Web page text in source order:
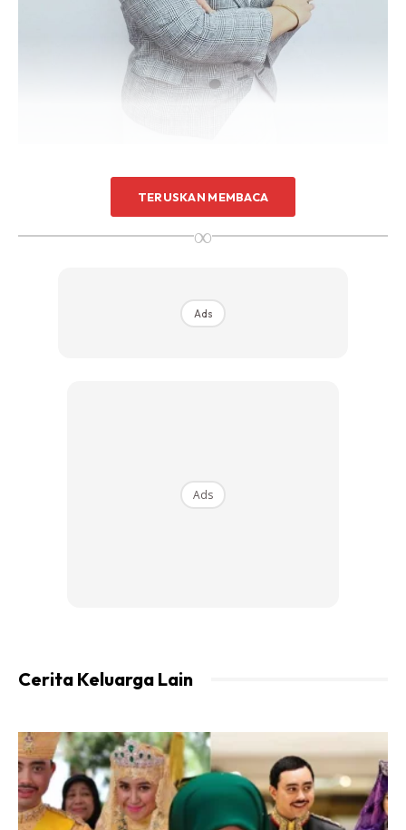
Stress bila whitehead penuh di muka terutama di
Ads
TERUSKAN MEMBACA
∞
Ads
Ads
Cerita Keluarga Lain